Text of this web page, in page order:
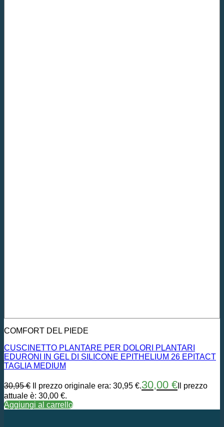
COMFORT DEL PIEDE
CUSCINETTO PLANTARE PER DOLORI PLANTARI
EDURONI IN GEL DI SILICONE EPITHELIUM 26 EPITACT
TAGLIA MEDIUM
30,95€ Il prezzo originale era: 30,95 €.30,00 € Il prezzo
attuale è: 30,00 €.
Aggiungi al carrello